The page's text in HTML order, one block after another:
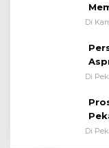
Di
Di
Di